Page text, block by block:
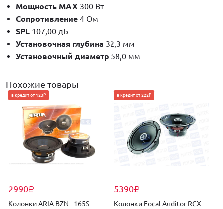
Мощность MAX 300 Вт
Сопротивление 4 Ом
SPL 107,00 дБ
Установочная глубина 32,3 мм
Установочный диаметр 58,0 мм
Похожие товары
2990₽
в кредит от 123₽
Колонки ARIA BZN - 165S
5390₽
в кредит от 222₽
Колонки Focal Auditor RCX-